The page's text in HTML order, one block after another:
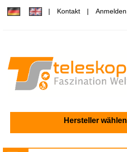
Kontakt Anmelden
Hersteller wählen